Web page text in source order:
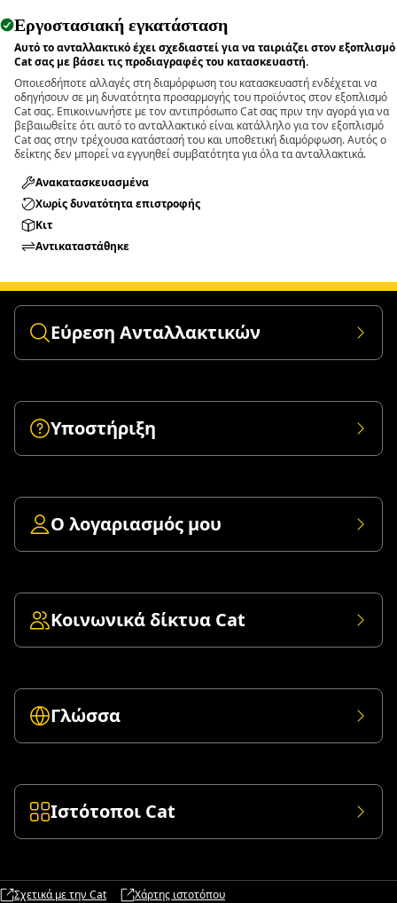
Εργοστασιακή εγκατάσταση
Αυτό το ανταλλακτικό έχει σχεδιαστεί για να ταιριάζει στον εξοπλισμό
Cat σας με βάσει τις προδιαγραφές του κατασκευαστή.
Οποιεσδήποτε αλλαγές στη διαμόρφωση του κατασκευαστή ενδέχεται να
οδηγήσουν σε μη δυνατότητα προσαρμογής του προϊόντος στον εξοπλισμό
Cat σας. Επικοινωνήστε με τον αντιπρόσωπο Cat σας πριν την αγορά για να
βεβαιωθείτε ότι αυτό το ανταλλακτικό είναι κατάλληλο για τον εξοπλισμό
Cat σας στην τρέχουσα κατάστασή του και υποθετική διαμόρφωση. Αυτός ο
δείκτης δεν μπορεί να εγγυηθεί συμβατότητα για όλα τα ανταλλακτικά.
Ανακατασκευασμένα
Χωρίς δυνατότητα επιστροφής
Κιτ
Αντικαταστάθηκε
Εύρεση Ανταλλακτικών
Υποστήριξη
Ο λογαριασμός μου
Κοινωνικά δίκτυα Cat
Γλώσσα
Ιστότοποι Cat
Σχετικά με την Cat Χάρτης ιστοτόπου